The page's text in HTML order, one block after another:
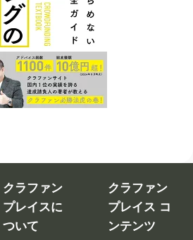
クラファン
プレイスに
ついて
修正依
頼フォ
ーム
ング入
門編
クラウ